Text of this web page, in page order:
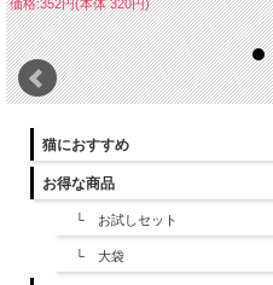
価格:352円(本体 320円)
猫におすすめ
お得な商品
└ お試しセット
└ 大袋